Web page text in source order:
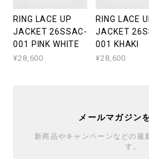
RING LACE UP
JACKET 26SSAC-
001 PINK WHITE
¥28,600
RING LACE
JACKET
001 KHAKI
¥28,600
メールマガジン
新商品やキャンペーンなどの最
す。